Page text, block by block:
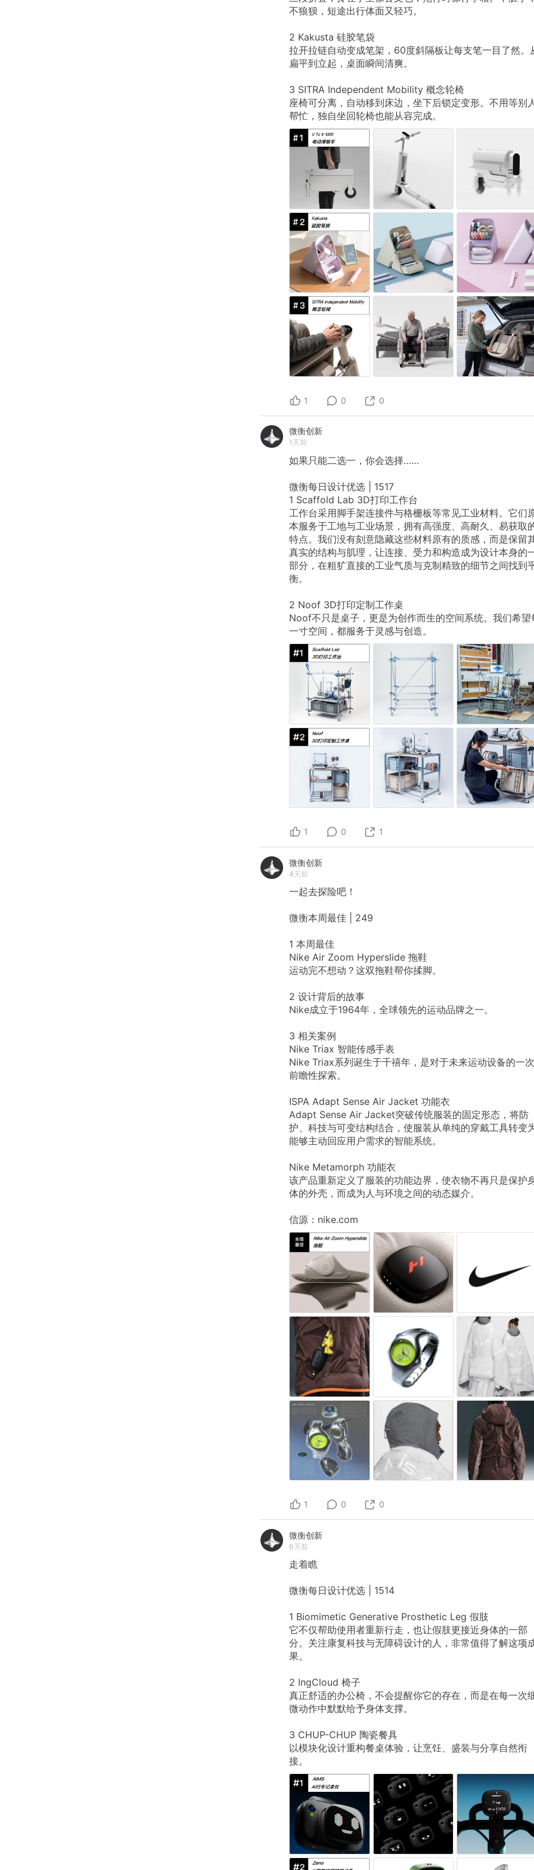
不狼狈，短途出行体面又轻巧。
2 Kakusta 硅胶笔袋
拉开拉链自动变成笔架，60度斜隔板让每支笔一目了然。
扁平到立起，桌面瞬间清爽。
3 SITRA Independent Mobility 概念轮椅
座椅可分离，自动移到床边，坐下后锁定变形。不用等别
帮忙，独自坐回轮椅也能从容完成。
1 0 0
微衡创新
1天前
如果只能二选一，你会选择……
微衡每日设计优选
1517
1 Scaffold Lab 3D打印工作台
工作台采用脚手架连接件与格栅板等常见工业材料。它们
本服务于工地与工业场景，拥有高强度、高耐久、易获取
特点。我们没有刻意隐藏这些材料原有的质感，而是保留
真实的结构与肌理，让连接、受力和构造成为设计本身的
部分，在粗犷直接的工业气质与克制精致的细节之间找到
衡。
2 Noof 3D打印定制工作桌
Noof不只是桌子，更是为创作而生的空间系统。我们希望
一寸空间，都服务于灵感与创造。
1 0 1
微衡创新
4天前
一起去探险吧！
微衡本周最佳 249
1 本周最佳
Nike Air Zoom Hyperslide 拖鞋
运动完不想动？这双拖鞋帮你揉脚。
2 设计背后的故事
Nike成立于1964年，全球领先的运动品牌之一。
3 相关案例
Nike Triax 智能传感手表
Nike Triax系列诞生于千禧年，是对于未来运动设备的一次
前瞻性探索。
ISPA Adapt Sense Air Jacket 功能衣
Adapt Sense Air Jacket突破传统服装的固定形态，将防
护、科技与可变结构结合，使服装从单纯的穿戴工具转变
能够主动回应用户需求的智能系统。
Nike Metamorph 功能衣
该产品重新定义了服装的功能边界，使衣物不再只是保护
体的外壳，而成为人与环境之间的动态媒介。
信源：nike.com
1 0 0
微衡创新
6天前
走着瞧
微衡每日设计优选 1514
1 Biomimetic Generative Prosthetic Leg 假肢
它不仅帮助使用者重新行走，也让假肢更接近身体的一部
分。关注康复科技与无障碍设计的人，非常值得了解这项
果。
2 IngCloud 椅子
真正舒适的办公椅，不会提醒你它的存在，而是在每一次
微动作中默默给予身体支撑。
3 CHUP-CHUP 陶瓷餐具
以模块化设计重构餐桌体验，让烹饪、盛装与分享自然衔
接。